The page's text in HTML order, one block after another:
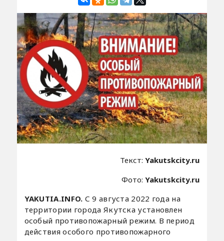
Текст:Yakutskcity.ru
Фото:Yakutskcity.ru
YAKUTIA.INFO. С 9 августа 2022 года на
территории города Якутска установлен
особый противопожарный режим. В период
действия особого противопожарного